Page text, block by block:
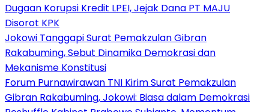
Dugaan Korupsi Kredit LPEI, Jejak Dana PT MAJU
Disorot KPK
Jokowi Tanggapi Surat Pemakzulan Gibran
Rakabuming, Sebut Dinamika Demokrasi dan
Mekanisme Konstitusi
Forum Purnawirawan TNI Kirim Surat Pemakzulan
Gibran Rakabuming, Jokowi: Biasa dalam Demokrasi